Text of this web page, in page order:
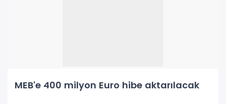
MEB'e 400 milyon Euro hibe aktarılacak